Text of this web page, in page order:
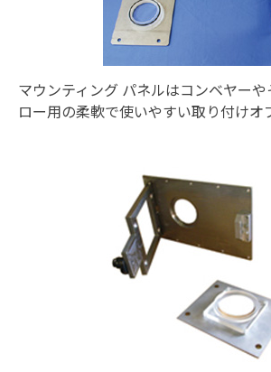
マウンティング パネルはコンベヤー
ロー用の柔軟で使いやすい取り付けオ